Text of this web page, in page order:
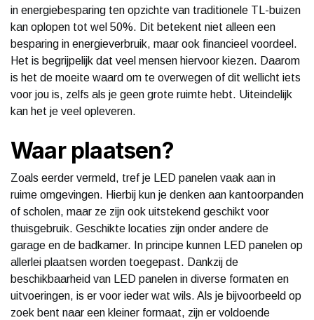
in energiebesparing ten opzichte van traditionele TL-buizen
kan oplopen tot wel 50%. Dit betekent niet alleen een
besparing in energieverbruik, maar ook financieel voordeel.
Het is begrijpelijk dat veel mensen hiervoor kiezen. Daarom
is het de moeite waard om te overwegen of dit wellicht iets
voor jou is, zelfs als je geen grote ruimte hebt. Uiteindelijk
kan het je veel opleveren.
Waar plaatsen?
Zoals eerder vermeld, tref je LED panelen vaak aan in
ruime omgevingen. Hierbij kun je denken aan kantoorpanden
of scholen, maar ze zijn ook uitstekend geschikt voor
thuisgebruik. Geschikte locaties zijn onder andere de
garage en de badkamer. In principe kunnen LED panelen op
allerlei plaatsen worden toegepast. Dankzij de
beschikbaarheid van LED panelen in diverse formaten en
uitvoeringen, is er voor ieder wat wils. Als je bijvoorbeeld op
zoek bent naar een kleiner formaat, zijn er voldoende